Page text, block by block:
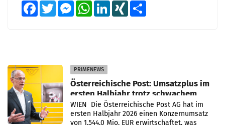
FacebookTwitter MessengerWhatsAppLinkedInXING
PRIMENEWS
Österreichische Post: Umsatzplus im
ersten Halbjahr trotz schwachem
Briefgeschäft
WIEN Die Österreichische Post AG hat im
ersten Halbjahr 2026 einen Konzernumsatz
von 1.544,0 Mio. EUR erwirtschaftet, was